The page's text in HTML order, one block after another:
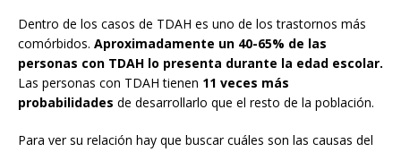
Dentro de los casos de TDAH es uno de los trastornos más
comórbidos. Aproximadamente un 40-65% de las
personas con TDAH lo presenta durante la edad escolar.
Las personas con TDAH tienen 11 veces más
probabilidades de desarrollarlo que el resto de la población.
Para ver su relación hay que buscar cuáles son las causas del